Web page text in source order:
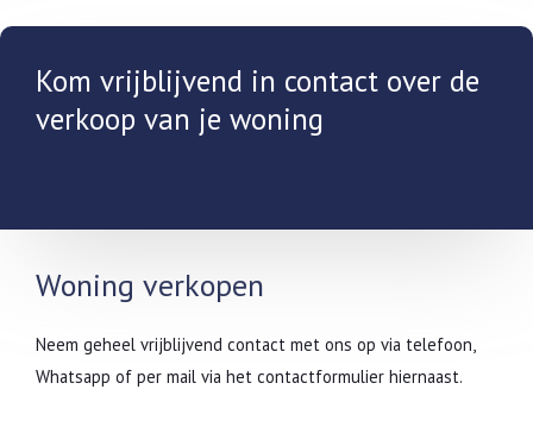
Woning verkopen
Neem geheel vrijblijvend contact met ons op via telefoon,
Whatsapp of per mail via het contactformulier hiernaast.
Kom vrijblijvend in contact over de
verkoop van je woning